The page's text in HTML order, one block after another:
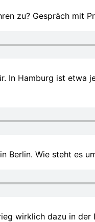
zu? Gespräch
In Hamburg ist
Berlin. Wie steht es
wirklich dazu in